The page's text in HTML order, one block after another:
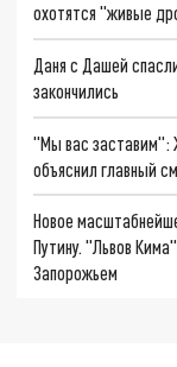
охотятся "живые
Даня с Дашей
закончились
"Мы вас заставим":
объяснил главный
Новое
Путину. "Львов
Запорожьем